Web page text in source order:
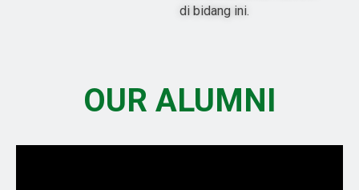
di bidang ini.
OUR ALUMNI